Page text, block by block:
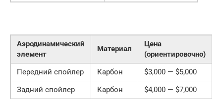
Аэродинамический
элемент
Материал
Цена
(ориентировочно)
Передний спойлер
Карбон
$3,000 — $5,000
Задний спойлер
Карбон
$4,000 — $7,000